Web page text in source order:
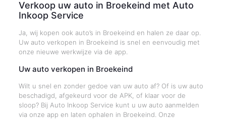
Verkoop uw auto in Broekeind met Auto
Inkoop Service
Ja, wij kopen ook auto’s in Broekeind en halen ze daar op.
Uw auto verkopen in Broekeind is snel en eenvoudig met
onze nieuwe werkwijze via de app.
Uw auto verkopen in Broekeind
Wilt u snel en zonder gedoe van uw auto af? Of is uw auto
beschadigd, afgekeurd voor de APK, of klaar voor de
sloop? Bij Auto Inkoop Service kunt u uw auto aanmelden
via onze app en laten ophalen in Broekeind. Onze